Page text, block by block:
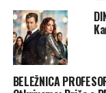
BELEŽNICA